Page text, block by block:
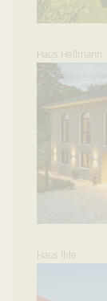
Haus Hellmann
Haus Ihle